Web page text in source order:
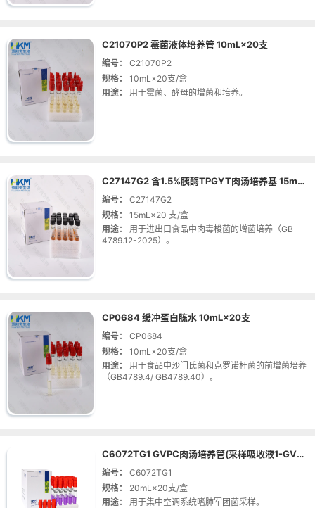
C21070P2 霉菌液体培养管 10mL×20支
编号：
C21070P2
规格：
10mL×20支/盒
用途：
用于霉菌、酵母的增菌和培养。
C27147G2 含1.5%胰酶TPGYT肉汤培养基 15mL×20支
编号：
C27147G2
规格：
15mL×20 支/盒
用途：
用于进出口食品中肉毒梭菌的增菌培养（GB
4789.12-2025）。
CP0684 缓冲蛋白胨水 10mL×20支
编号：
CP0684
规格：
10mL×20支/盒
用途：
用于食品中沙门氏菌和克罗诺杆菌的前增菌培养
（GB4789.4/ GB4789.40）。
C6072TG1 GVPC肉汤培养管(采样吸收液1-GVPC液体培养基) 20mL×20支
编号：
C6072TG1
规格：
20mL×20支/盒
用途：
用于集中空调系统嗜肺军团菌采样。